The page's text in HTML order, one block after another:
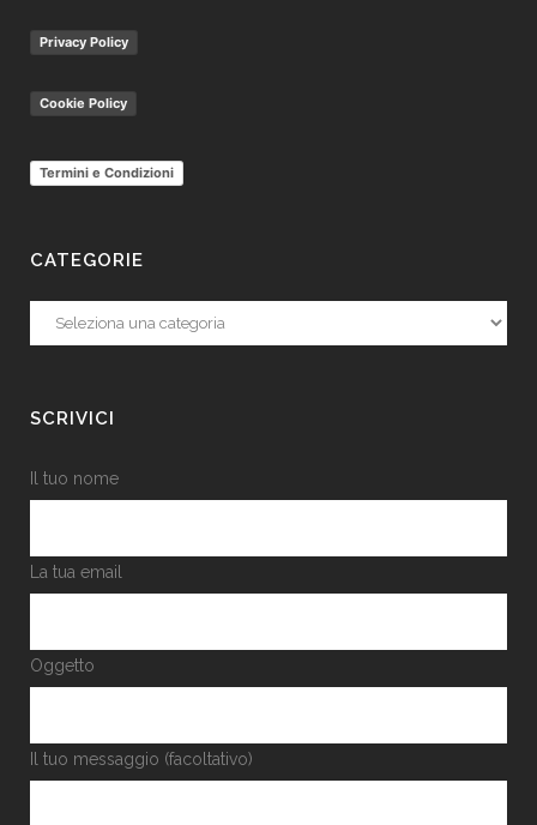
Privacy Policy
Cookie Policy
Termini e Condizioni
CATEGORIE
Categorie
SCRIVICI
Il tuo nome
La tua email
Oggetto
Il tuo messaggio (facoltativo)